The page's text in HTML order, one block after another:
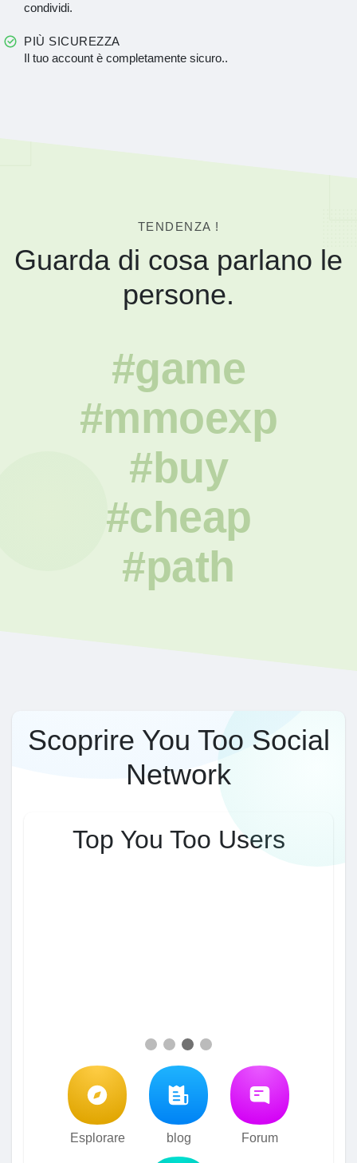
condividi.
PIÙ SICUREZZA
Il tuo account è completamente sicuro..
TENDENZA !
Guarda di cosa parlano le
persone.
#game
#mmoexp
#buy
#cheap
#path
Scoprire You Too Social
Network
Top You Too Users
Esplorare blog Forum